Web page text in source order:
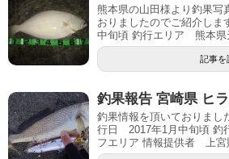
熊本県の山田様より釣果写
おりましたのでご紹介し
中旬頃 釣行エリア 熊本県
記事を
釣果報告 宮崎県 ヒ
釣果情報を頂いておりまし
行日 2017年1月中旬頃 釣
フエリア 情報提供者 上宮